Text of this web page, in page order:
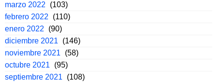
marzo 2022
(103)
febrero 2022
(110)
enero 2022
(90)
diciembre 2021
(146)
noviembre 2021
(58)
octubre 2021
(95)
septiembre 2021
(108)